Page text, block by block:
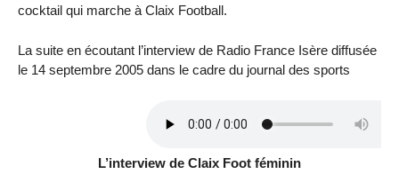
cocktail qui marche à Claix Football.
La suite en écoutant l’interview de Radio France Isère diffusée
le 14 septembre 2005 dans le cadre du journal des sports
L’interview de Claix Foot féminin